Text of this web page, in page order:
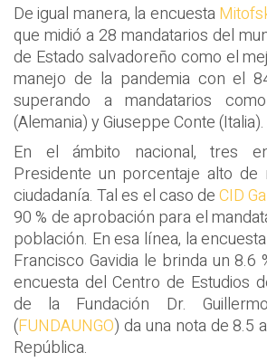
De igual manera, la encuesta
que midió a 28 mandatarios del
de Estado salvadoreño como el
manejo de la pandemia con el
superando a mandatarios
(Alemania) y Giuseppe Conte (Italia).
En el ámbito nacional, tres
Presidente un porcentaje alto
ciudadanía. Tal es el caso deCID
90 % de aprobación para el
población. En esa línea, la
Francisco Gavidia le brinda un 8.6
encuesta del Centro de Estudios
de la Fundación Dr.
(FUNDAUNGO) da una nota de 8.5
República.